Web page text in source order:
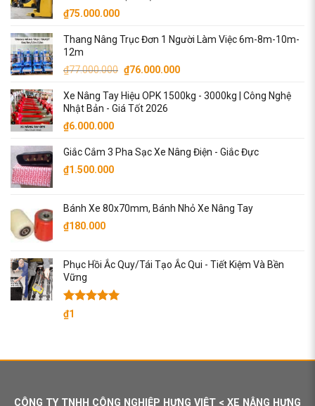
₫75.000.000
Thang Nâng Trục Đơn 1 Người Làm Việc 6m-8m-10m-
12m
₫77.000.000 Giá
là:
₫77.000.000.
₫76.000.000Giá
tại
Xe Nâng Tay Hiệu OPK 1500kg - 3000kg | Công Nghệ
Nhật Bản - Giá Tốt 2026
₫6.000.000
Giắc Cắm 3 Pha Sạc Xe Nâng Điện - Giắc Đực
₫1.500.000
Bánh Xe 80x70mm, Bánh Nhỏ Xe Nâng Tay
₫180.000
Phục Hồi Ắc Quy/Tái Tạo Ắc Qui - Tiết Kiệm Và Bền
Vững
Được xếp
hạng
₫1
CÔNG TY TNHH CÔNG NGHIỆP HƯNG VIỆT < XE NÂNG HƯNG